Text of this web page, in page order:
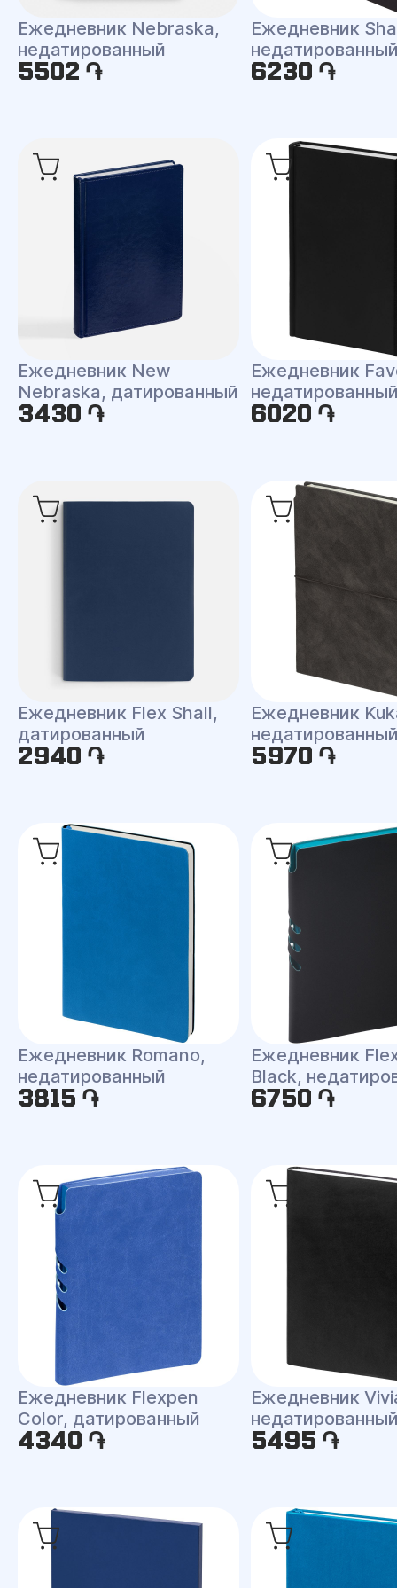
Ежедневник Nebraska,
недатированный
5502 ֏
Ежедневник
6230 ֏
Ежедневник New
Nebraska, датированный
3430 ֏
Ежедневник
6020 ֏
Ежедневник Flex Shall,
датированный
2940 ֏
Ежедневник
5970 ֏
Ежедневник Romano,
недатированный
3815 ֏
Ежедневник
Black,
6750 ֏
Ежедневник Flexpen
Color, датированный
4340 ֏
Ежедневник
5495 ֏